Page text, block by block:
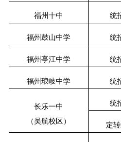
福州十中 统
福州鼓山中学 统
福州亭江中学 统
福州琅岐中学 统
长乐一中
（吴航校区）
统
定